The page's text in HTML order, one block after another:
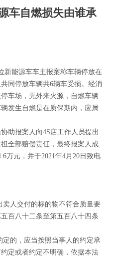
车自燃损失由谁承
新能源车车主报案称车辆停放在
同停放车辆共6辆车受损。经消
车场，无外来火源，自燃车辆
发生自燃是在质保期内，应属
助报案人向4S店工作人员提出
全部赔偿责任，最终报案人成
万元，并于2021年4月20日致电
卖人交付的标的物不符合质量要
百八十二条至第五百八十四条
的，应当按照当事人的约定承
定或者约定不明确，依据本法